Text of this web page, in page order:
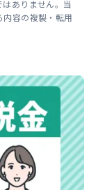
ありません。当
容の複製・転用